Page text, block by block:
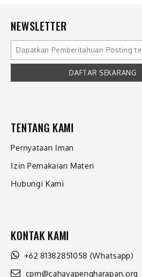
NEWSLETTER
TENTANG KAMI
Pernyataan Iman
Izin Pemakaian Materi
Hubungi Kami
KONTAK KAMI
+62 81382851058 (Whatsapp)
cpm@cahayapengharapan.org